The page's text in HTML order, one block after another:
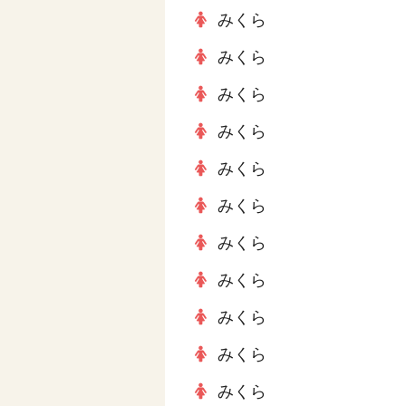
みくら
みくら
みくら
みくら
みくら
みくら
みくら
みくら
みくら
みくら
みくら